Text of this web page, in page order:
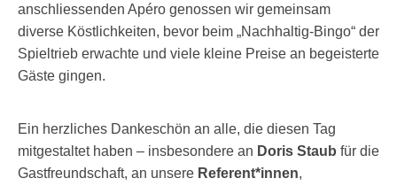
anschliessenden Apéro genossen wir gemeinsam
diverse Köstlichkeiten, bevor beim „Nachhaltig-Bingo“ der
Spieltrieb erwachte und viele kleine Preise an begeisterte
Gäste gingen.
Ein herzliches Dankeschön an alle, die diesen Tag
mitgestaltet haben – insbesondere an Doris Staub für die
Gastfreundschaft, an unsere Referent*innen,